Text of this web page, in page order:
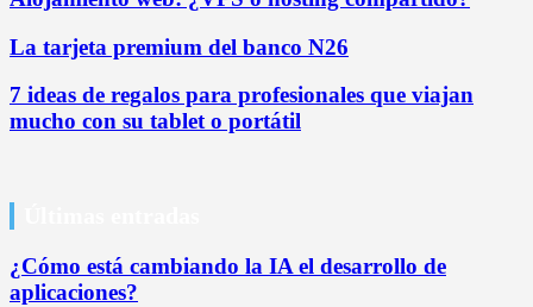
La tarjeta premium del banco N26
7 ideas de regalos para profesionales que viajan
mucho con su tablet o portátil
¿Cómo está cambiando la IA el desarrollo de
aplicaciones?